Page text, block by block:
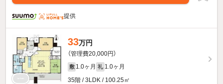
提供
33万円
（管理費20,000円）
敷 1.0ヶ月 礼 1.0ヶ月
35階 / 3LDK / 100.25㎡